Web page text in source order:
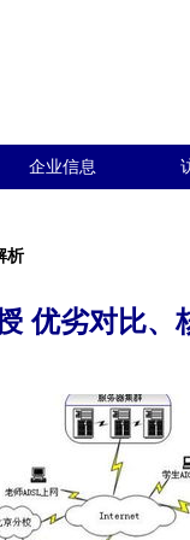
企业信息
析
优劣对比、